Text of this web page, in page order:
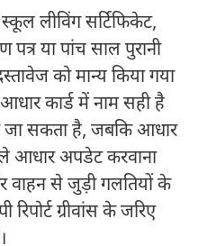
लीविंग सर्टिफिकेट,
पत्र या पांच साल पुरानी
को मान्य किया गया
कार्ड में नाम सही है
जा सकता है, जबकि आधार
आधार अपडेट करवाना
और वाहन से जुड़ी गलतियों के
रिपोर्ट ग्रीवांस के जरिए